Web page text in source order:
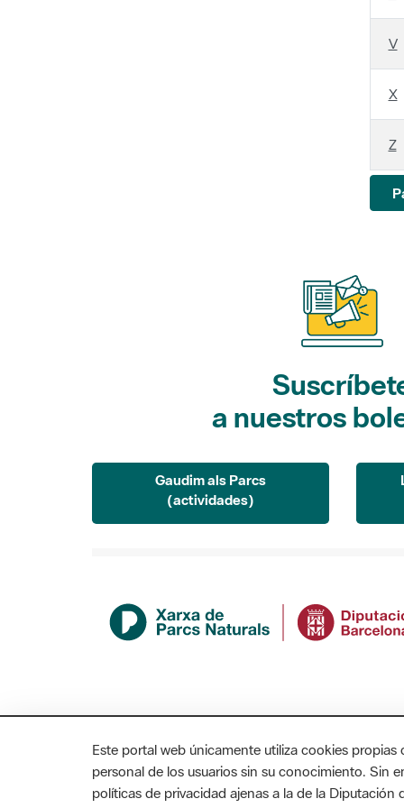
V
X
Z
a nuestros
(actividades)
AVISO LEGAL ACCESIBILIDAD
Este portal web únicamente utiliza cookies
personal de los usuarios sin su conocimiento. Sin
políticas de privacidad ajenas a la de la